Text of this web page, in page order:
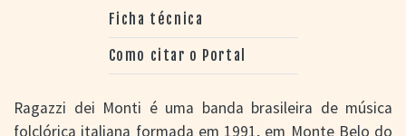
Ficha técnica
Como citar o Portal
Ragazzi dei Monti é uma banda brasileira de música
folclórica italiana formada em 1991, em Monte Belo do